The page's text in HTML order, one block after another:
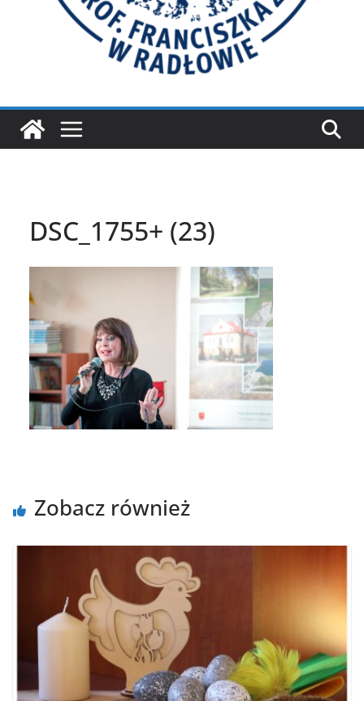
DSC_1755+ (23)
Zobacz również